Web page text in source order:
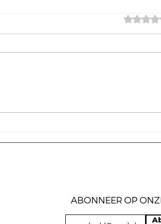
ABONNEER OP